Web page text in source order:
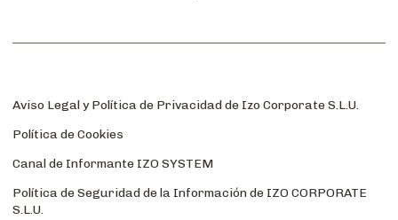
Aviso Legal y Política de Privacidad de Izo Corporate S.L.U.
Política de Cookies
Canal de Informante IZO SYSTEM
Política de Seguridad de la Información de IZO CORPORATE
S.L.U.